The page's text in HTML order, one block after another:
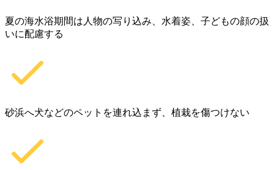
夏の海水浴期間は人物の写り込み、水着姿、子どもの顔の扱
いに配慮する
砂浜へ犬などのペットを連れ込まず、植栽を傷つけない